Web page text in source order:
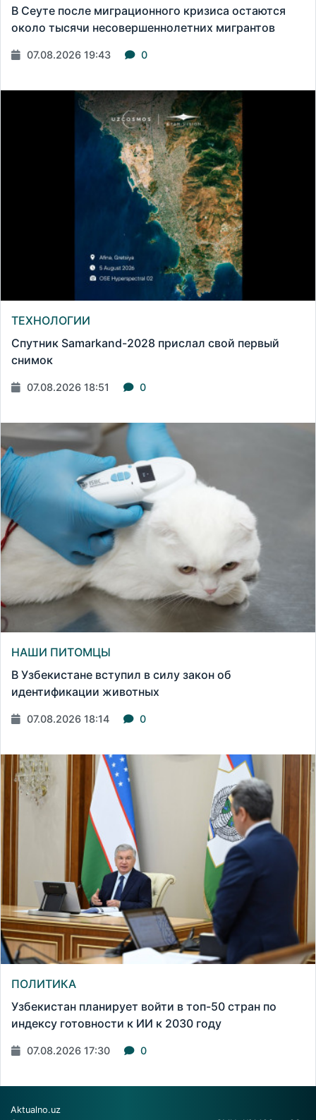
В Сеуте после миграционного кризиса остаются
около тысячи несовершеннолетних мигрантов
07.08.2026 19:43 0
ТЕХНОЛОГИИ
Спутник Samarkand-2028 прислал свой первый
снимок
07.08.2026 18:51 0
НАШИ ПИТОМЦЫ
В Узбекистане вступил в силу закон об
идентификации животных
07.08.2026 18:14 0
ПОЛИТИКА
Узбекистан планирует войти в топ-50 стран по
индексу готовности к ИИ к 2030 году
07.08.2026 17:30 0
Aktualno.uz